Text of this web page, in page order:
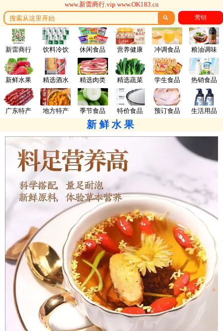
www.新雷商行.vip www.OK183.cn
 营销
新雷商行 饮料冷饮 休闲食品 营养健康 冲调食品 粮油调味
新鲜水果 精选酒水 精选肉类 精选蔬菜 学生食品 热销食品
广东特产 地方特产 季节食品 特价食品 预订食品 生活用品
新鲜水果